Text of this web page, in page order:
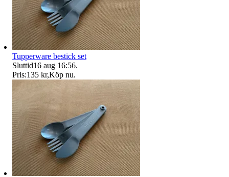
Tupperware bestick set
Sluttid16 aug 16:56.
Pris:135 kr,Köp nu.